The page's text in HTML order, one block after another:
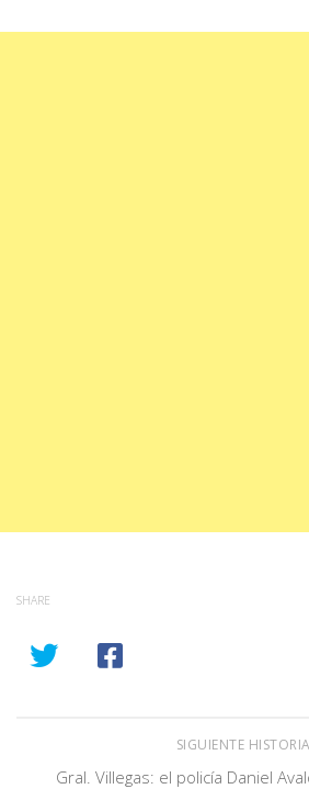
SHARE
SIGUIENTE HISTORIA
Gral. Villegas: el policía Daniel